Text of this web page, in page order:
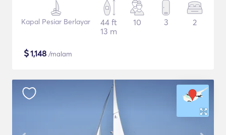
Kapal Pesiar Berlayar
44 ft
13 m
10 3 2
$1,148 /malam